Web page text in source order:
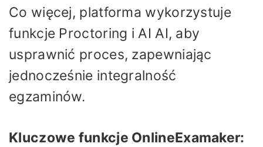
Co więcej, platforma wykorzystuje
funkcje Proctoring i AI AI, aby
usprawnić proces, zapewniając
jednocześnie integralność
egzaminów.
Kluczowe funkcje OnlineExamaker: